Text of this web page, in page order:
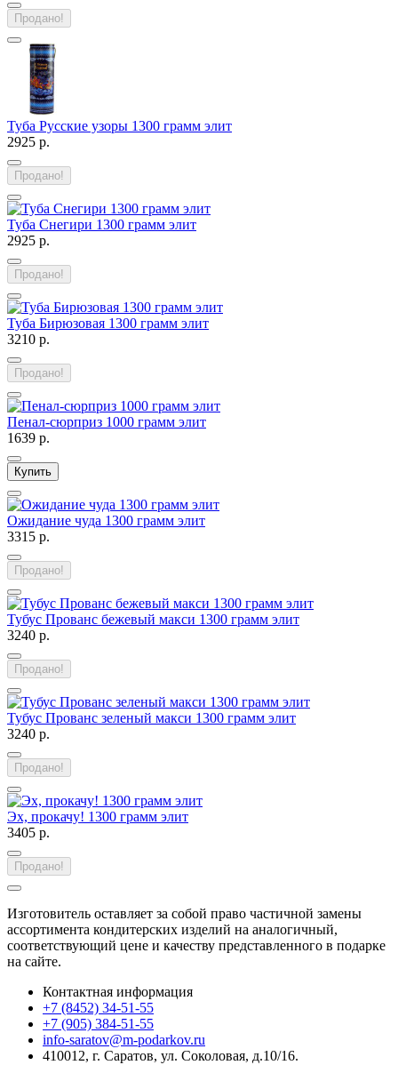
Продано!
Туба Русские узоры 1300 грамм элит
2925 р.
Продано!
Туба Снегири 1300 грамм элит
2925 р.
Продано!
Туба Бирюзовая 1300 грамм элит
3210 р.
Продано!
Пенал-сюрприз 1000 грамм элит
1639 р.
Купить
Ожидание чуда 1300 грамм элит
3315 р.
Продано!
Тубус Прованс бежевый макси 1300 грамм элит
3240 р.
Продано!
Тубус Прованс зеленый макси 1300 грамм элит
3240 р.
Продано!
Эх, прокачу! 1300 грамм элит
3405 р.
Продано!
Изготовитель оставляет за собой право частичной замены
ассортимента кондитерских изделий на аналогичный,
соответствующий цене и качеству представленного в подарке
на сайте.
Контактная информация
+7 (8452) 34-51-55
+7 (905) 384-51-55
info-saratov@m-podarkov.ru
410012, г. Саратов, ул. Соколовая, д.10/16.